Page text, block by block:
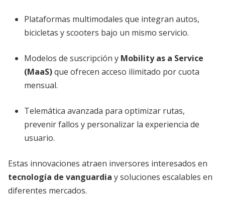
Plataformas multimodales que integran autos,
bicicletas y scooters bajo un mismo servicio.
Modelos de suscripción y Mobility as a Service
(MaaS)que ofrecen acceso ilimitado por cuota
mensual.
Telemática avanzada para optimizar rutas,
prevenir fallos y personalizar la experiencia de
usuario.
Estas innovaciones atraen inversores interesados en
tecnología de vanguardia y soluciones escalables en
diferentes mercados.